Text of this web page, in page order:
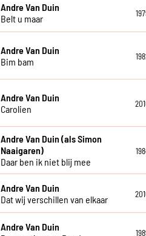
Andre Van Duin
Belt u maar
Andre Van Duin
Bim bam
Andre Van Duin
Carolien
Andre Van Duin (als Simon
Naaigaren)
Daar ben ik niet blij mee
Andre Van Duin
Dat wij verschillen van elkaar
Andre Van Duin